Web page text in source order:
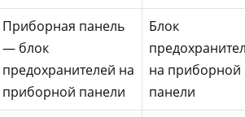
Приборная панель
— блок
предохранителей на
приборной панели
Блок
на приборной
панели